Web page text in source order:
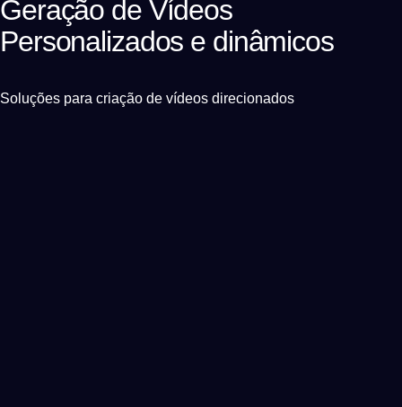
Geração de Vídeos
Personalizados e dinâmicos
Soluções para criação de vídeos direcionados